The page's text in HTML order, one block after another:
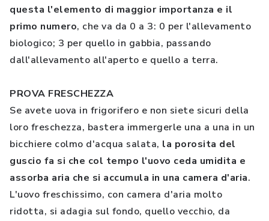
questa l'elemento di maggior importanza e il
primo numero, che va da 0 a 3: 0 per l'allevamento
biologico; 3 per quello in gabbia, passando
dall'allevamento all'aperto e quello a terra.
PROVA FRESCHEZZA
Se avete uova in frigorifero e non siete sicuri della
loro freschezza, bastera immergerle una a una in un
bicchiere colmo d'acqua salata, la porosita del
guscio fa si che col tempo l'uovo ceda umidita e
assorba aria che si accumula in una camera d'aria.
L'uovo freschissimo, con camera d'aria molto
ridotta, si adagia sul fondo, quello vecchio, da